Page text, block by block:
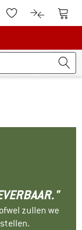
Naar deNaar de
zullen we